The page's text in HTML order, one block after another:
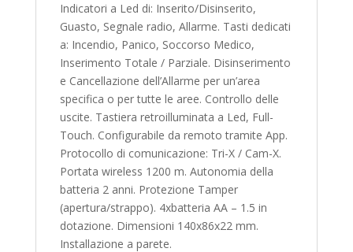
Indicatori a Led di: Inserito/Disinserito,
Guasto, Segnale radio, Allarme. Tasti dedicati
a: Incendio, Panico, Soccorso Medico,
Inserimento Totale / Parziale. Disinserimento
e Cancellazione dell’Allarme per un’area
specifica o per tutte le aree. Controllo delle
uscite. Tastiera retroilluminata a Led, Full-
Touch. Configurabile da remoto tramite App.
Protocollo di comunicazione: Tri-X / Cam-X.
Portata wireless 1200 m. Autonomia della
batteria 2 anni. Protezione Tamper
(apertura/strappo). 4xbatteria AA – 1.5 in
dotazione. Dimensioni 140x86x22 mm.
Installazione a parete.